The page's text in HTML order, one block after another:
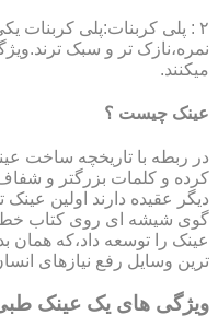
۲ : پلی کربنات:پلی
نمره،نازک تر و سبک
میکنند.
عینک چیست ؟
در ربطه با تاریخچه ساخت
کرده و کلمات بزرگتر و
عینک را توسعه داد،که
ترین وسایل رفع نیازهای
ویژگی های یک عینک